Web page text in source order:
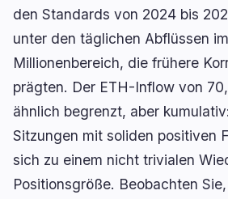
den Standards von 2024 bis
unter den täglichen Abflüssen
Millionenbereich, die frühere
prägten. Der ETH-Inflow von
ähnlich begrenzt, aber
Sitzungen mit soliden positiven
sich zu einem nicht trivialen
Positionsgröße. Beobachten